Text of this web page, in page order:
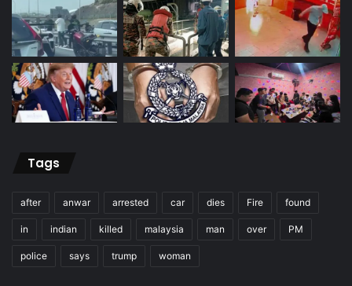
Tags
after anwar arrested car dies Fire found
in indian killed malaysia man over PM
police says trump woman